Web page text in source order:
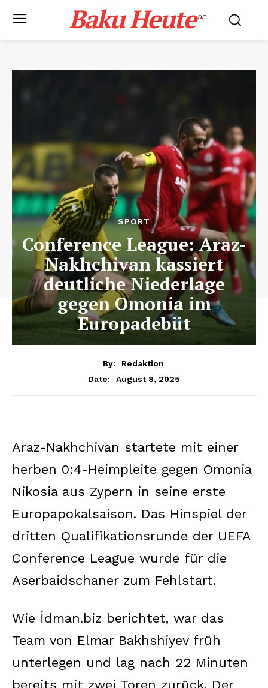
Baku Heute.DE
SPORT
Conference League: Araz-
Nakhchivan kassiert
deutliche Niederlage
gegen Omonia im
Europadebüt
By:
Redaktion
Date:
August 8, 2025
Araz-Nakhchivan startete mit einer
herben 0:4-Heimpleite gegen Omonia
Nikosia aus Zypern in seine erste
Europapokalsaison. Das Hinspiel der
dritten Qualifikationsrunde der UEFA
Conference League wurde für die
Aserbaidschaner zum Fehlstart.
Wie İdman.biz berichtet, war das
Team von Elmar Bakhshiyev früh
unterlegen und lag nach 22 Minuten
bereits mit zwei Toren zurück. Der